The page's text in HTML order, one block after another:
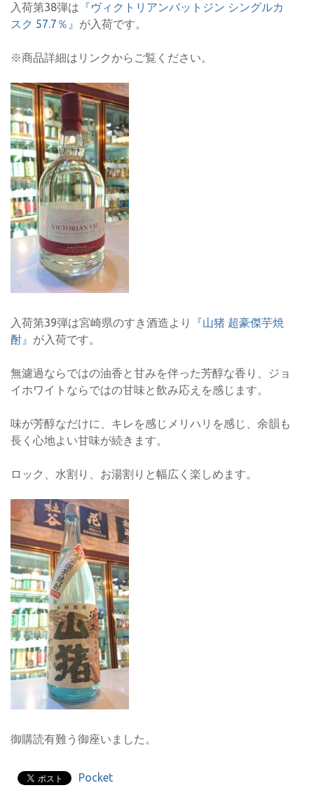
入荷第38弾は 『ヴィクトリアンバットジン シングルカ
スク 57.7％』 が入荷です。
※商品詳細はリンクからご覧ください。
入荷第39弾は宮崎県のすき酒造より
『山猪 超豪傑芋焼
酎』 が入荷です。
無濾過ならではの油香と甘みを伴った芳醇な香り、ジョ
イホワイトならではの甘味と飲み応えを感じます。
味が芳醇なだけに、キレを感じメリハリを感じ、余韻も
長く心地よい甘味が続きます。
ロック、水割り、お湯割りと幅広く楽しめます。
御購読有難う御座いました。
Pocket